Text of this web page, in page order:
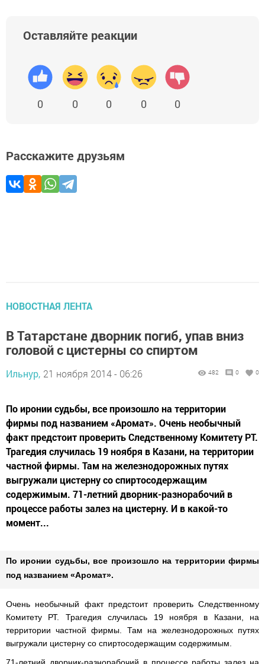
Оставляйте реакции
0 0 0 0 0
Расскажите друзьям
НОВОСТНАЯ ЛЕНТА
В Татарстане дворник погиб, упав вниз
головой с цистерны со спиртом
Ильнур, 21 ноября 2014 - 06:26 482 0 0
По иронии судьбы, все произошло на территории
фирмы под названием «Аромат». Очень необычный
факт предстоит проверить Следственному Комитету РТ.
Трагедия случилась 19 ноября в Казани, на территории
частной фирмы. Там на железнодорожных путях
выгружали цистерну со спиртосодержащим
содержимым. 71-летний дворник-разнорабочий в
процессе работы залез на цистерну. И в какой-то
момент...
По иронии судьбы, все произошло на территории фирмы
под названием «Аромат».
Очень необычный факт предстоит проверить Следственному
Комитету РТ. Трагедия случилась 19 ноября в Казани, на
территории частной фирмы. Там на железнодорожных путях
выгружали цистерну со спиртосодержащим содержимым.